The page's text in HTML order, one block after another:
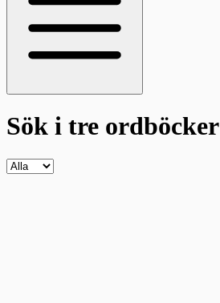
Sök i tre ordböcker